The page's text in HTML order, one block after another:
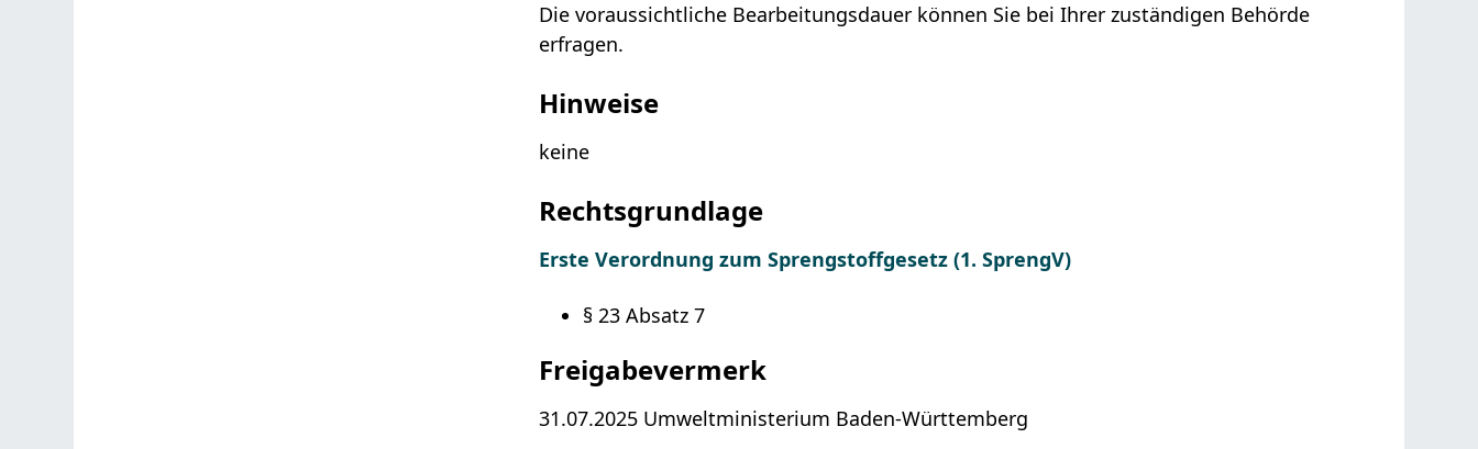
Die voraussichtliche Bearbeitungsdauer können Sie bei Ihrer zuständigen Behörde
erfragen.
Hinweise
keine
Rechtsgrundlage
Erste Verordnung zum Sprengstoffgesetz (1. SprengV)
§ 23 Absatz 7
Freigabevermerk
31.07.2025 Umweltministerium Baden-Württemberg